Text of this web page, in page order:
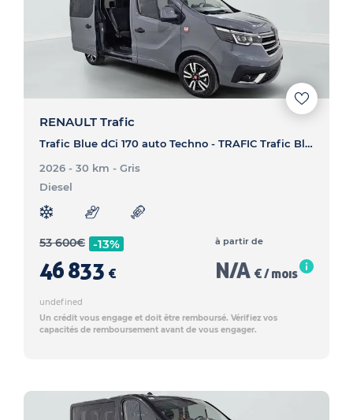
RENAULT Trafic
Trafic Blue dCi 170 auto Techno - TRAFIC Trafic Blue dCi 170 auto Techno
2026 - 30 km - Gris
Diesel
53 600€ -13%
46 833 €
à partir de
N/A € / mois
undefined
Un crédit vous engage et doit être remboursé. Vérifiez vos
capacités de remboursement avant de vous engager.